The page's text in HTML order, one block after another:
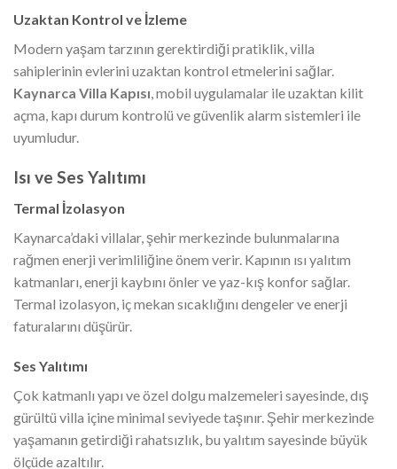
Uzaktan Kontrol ve İzleme
Modern yaşam tarzının gerektirdiği pratiklik, villa
sahiplerinin evlerini uzaktan kontrol etmelerini sağlar.
Kaynarca Villa Kapısı, mobil uygulamalar ile uzaktan kilit
açma, kapı durum kontrolü ve güvenlik alarm sistemleri ile
uyumludur.
Isı ve Ses Yalıtımı
Termal İzolasyon
Kaynarca’daki villalar, şehir merkezinde bulunmalarına
rağmen enerji verimliliğine önem verir. Kapının ısı yalıtım
katmanları, enerji kaybını önler ve yaz-kış konfor sağlar.
Termal izolasyon, iç mekan sıcaklığını dengeler ve enerji
faturalarını düşürür.
Ses Yalıtımı
Çok katmanlı yapı ve özel dolgu malzemeleri sayesinde, dış
gürültü villa içine minimal seviyede taşınır. Şehir merkezinde
yaşamanın getirdiği rahatsızlık, bu yalıtım sayesinde büyük
ölçüde azaltılır.